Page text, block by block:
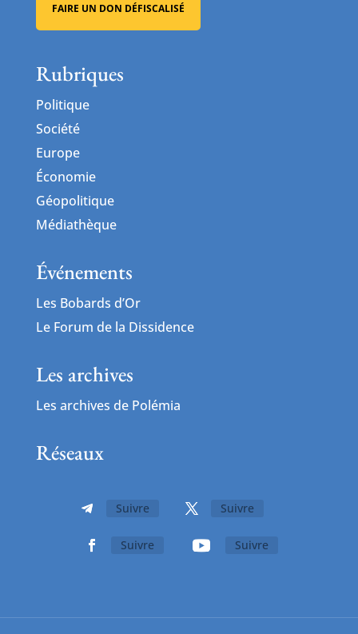
FAIRE UN DON DÉFISCALISÉ
Rubriques
Politique
Société
Europe
Économie
Géopolitique
Médiathèque
Événements
Les Bobards d’Or
Le Forum de la Dissidence
Les archives
Les archives de Polémia
Réseaux
Suivre Suivre
Suivre Suivre